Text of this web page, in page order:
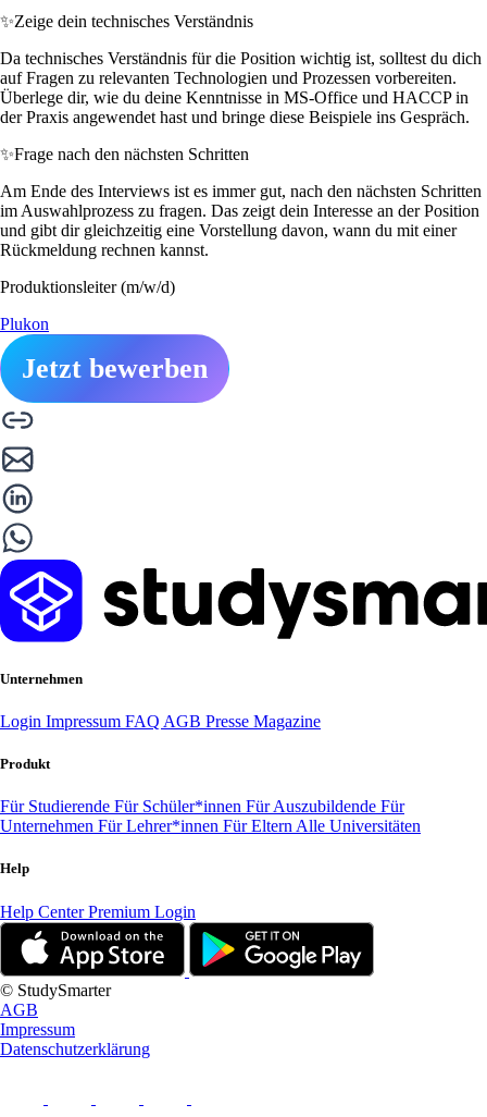
✨Zeige dein technisches Verständnis
Da technisches Verständnis für die Position wichtig ist, solltest du dich
auf Fragen zu relevanten Technologien und Prozessen vorbereiten.
Überlege dir, wie du deine Kenntnisse in MS-Office und HACCP in
der Praxis angewendet hast und bringe diese Beispiele ins Gespräch.
✨Frage nach den nächsten Schritten
Am Ende des Interviews ist es immer gut, nach den nächsten Schritten
im Auswahlprozess zu fragen. Das zeigt dein Interesse an der Position
und gibt dir gleichzeitig eine Vorstellung davon, wann du mit einer
Rückmeldung rechnen kannst.
Produktionsleiter (m/w/d)
Plukon
Jetzt bewerben
Unternehmen
Login Impressum FAQ AGB Presse Magazine
Produkt
Für Studierende Für Schüler*innen Für Auszubildende Für
Unternehmen Für Lehrer*innen Für Eltern Alle Universitäten
Help
Help CenterPremium Login
© StudySmarter
AGB
Impressum
Datenschutzerklärung